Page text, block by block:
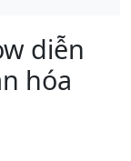
diễn
hóa